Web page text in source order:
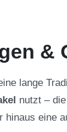
&
lange
nutzt –
hinaus eine